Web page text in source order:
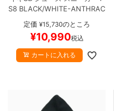
S8 BLACK/WHITE-ANTHRAC
FV8493-005
ード スケボー【キャンセル/返
品/交換不可商品】
定価 ¥15,730のところ
¥10,990税込
カートに入れる